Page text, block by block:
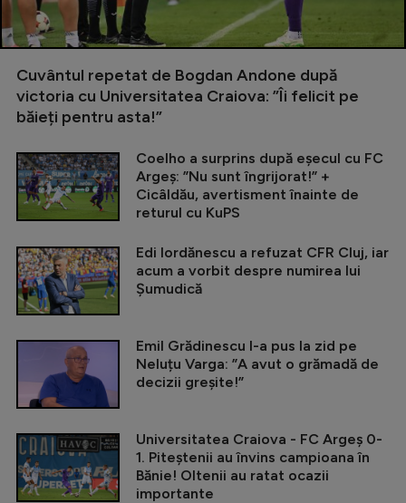
Cuvântul repetat de Bogdan Andone după
victoria cu Universitatea Craiova: ”Îi felicit pe
băieți pentru asta!”
Coelho a surprins după eșecul cu FC
Argeș: ”Nu sunt îngrijorat!” +
Cicâldău, avertisment înainte de
returul cu KuPS
Edi Iordănescu a refuzat CFR Cluj, iar
acum a vorbit despre numirea lui
Șumudică
Emil Grădinescu l-a pus la zid pe
Neluțu Varga: ”A avut o grămadă de
decizii greșite!”
Universitatea Craiova - FC Argeș 0-
1. Piteștenii au învins campioana în
Bănie! Oltenii au ratat ocazii
importante